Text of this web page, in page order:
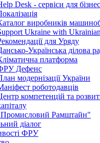
Desk - сервіси для
виробників
Ukraine with
для Уряду
Українська ділова
платформа
Дефенс
модернізації України
роботодавців
компетенцій та
Рамштайн"
діалог
ФРУ